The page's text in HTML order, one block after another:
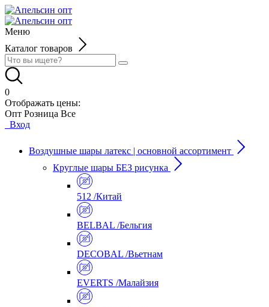
Меню
Каталог товаров
0
Отображать цены:
Опт Розница Все
Вход
Воздушные шары латекс | основной ассортимент
Круглые шары БЕЗ рисунка
512 /Китай
BELBAL /Бельгия
DECOBAL /Вьетнам
EVERTS /Малайзия